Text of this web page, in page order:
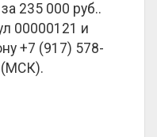
235 000 руб..
00000121 и
+7 (917) 578-
(МСК).